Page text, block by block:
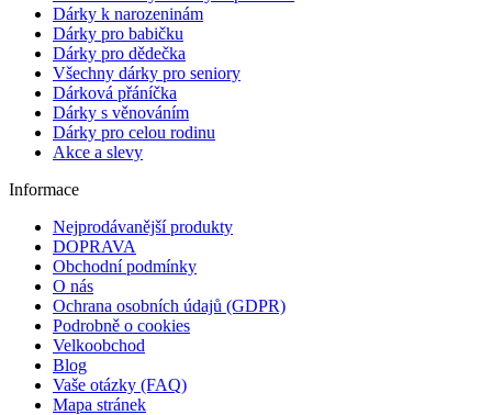
Dárky k narozeninám
Dárky pro babičku
Dárky pro dědečka
Všechny dárky pro seniory
Dárková přáníčka
Dárky s věnováním
Dárky pro celou rodinu
Akce a slevy
Informace
Nejprodávanější produkty
DOPRAVA
Obchodní podmínky
O nás
Ochrana osobních údajů (GDPR)
Podrobně o cookies
Velkoobchod
Blog
Vaše otázky (FAQ)
Mapa stránek